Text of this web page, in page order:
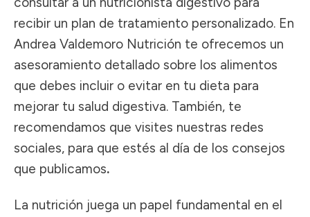
recibir un plan de tratamiento personalizado. En
Andrea Valdemoro Nutrición te ofrecemos un
asesoramiento detallado sobre los alimentos
que debes incluir o evitar en tu dieta para
mejorar tu salud digestiva. También, te
recomendamos que visites nuestras redes
sociales, para que estés al día de los consejos
que publicamos.
La nutrición juega un papel fundamental en el